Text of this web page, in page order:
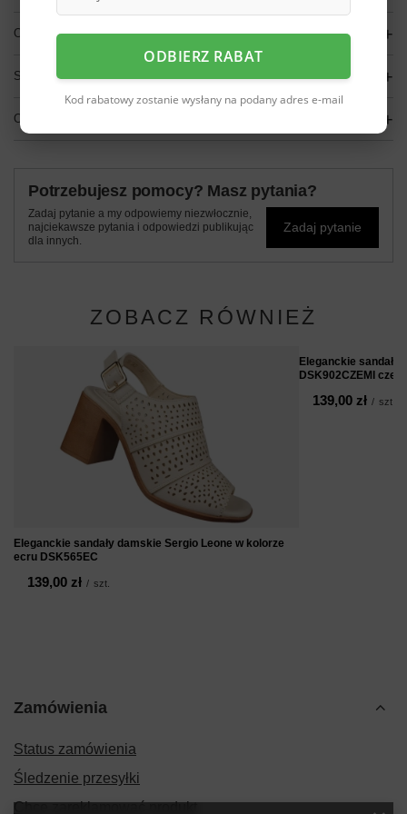
OPIS
SZCZEGÓŁOWE DANE
OPINIE
Potrzebujesz pomocy? Masz pytania?
Zadaj pytanie a my odpowiemy niezwłocznie,
najciekawsze pytania i odpowiedzi publikując
dla innych.
Zadaj pytanie
ZOBACZ RÓWNIEŻ
Eleganckie sandały damskie Sergio Leone w kolorze
ecru DSK565EC
139,00 zł / szt.
Eleganckie sandały
DSK902CZEMI
139,00 zł / szt.
Zamówienia
Status zamówienia
Śledzenie przesyłki
Chcę zareklamować produkt
ODBIERZ RABAT
Kod rabatowy zostanie wysłany na podany adres e-mail